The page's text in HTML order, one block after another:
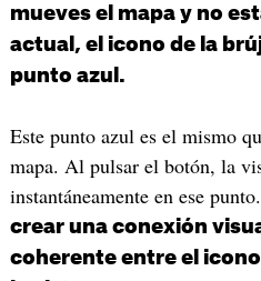
mueves el mapa y no
actual, el icono de la
punto azul.
Este punto azul es el mismo
mapa. Al pulsar el botón, la
instantáneamente en ese
crear una conexión
coherente entre el